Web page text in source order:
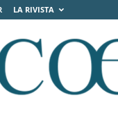
LA RIVISTA